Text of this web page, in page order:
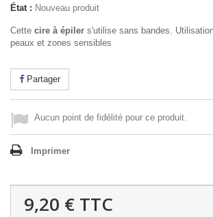
État : Nouveau produit
Cette cire à épiler s'utilise sans bandes.
peaux et zones sensibles
Partager
Aucun point de fidélité pour ce produit.
Imprimer
9,20 € TTC